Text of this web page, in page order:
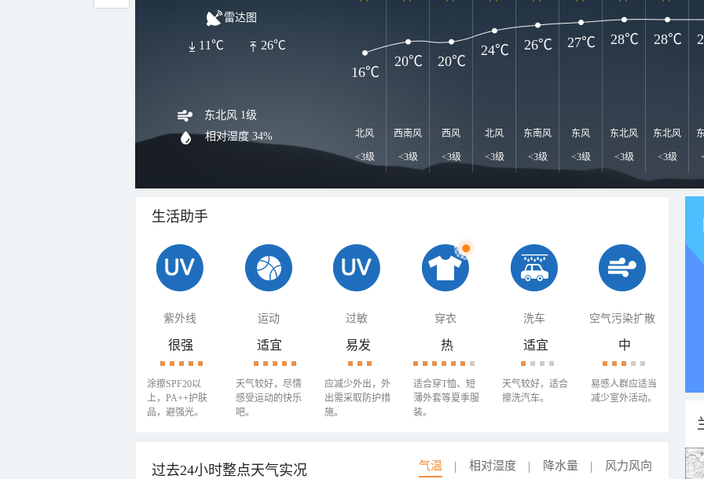
雷达图
26℃
11℃
东北风 1级
相对湿度 34% 北风
<3级
西南风
<3级
西风
<3级
北风
<3级
东南风
<3级
东风
<3级
东北风
<3级
东北风
<3级
16℃
20℃ 20℃
24℃ 26℃ 27℃ 28℃ 28℃
生活助手
紫外线 运动 过敏 穿衣 洗车 空气污染扩散
很强
涂擦SPF20以
上，PA++护肤
品，避强光。
适宜
天气较好，尽情
感受运动的快乐
吧。
易发
应减少外出，外
出需采取防护措
施。
热
适合穿T恤、短
薄外套等夏季服
装。
适宜
天气较好，适合
擦洗汽车。
中
易感人群应适当
减少室外活动。
过去24小时整点天气实况 气温 相对湿度 降水量 风力风向